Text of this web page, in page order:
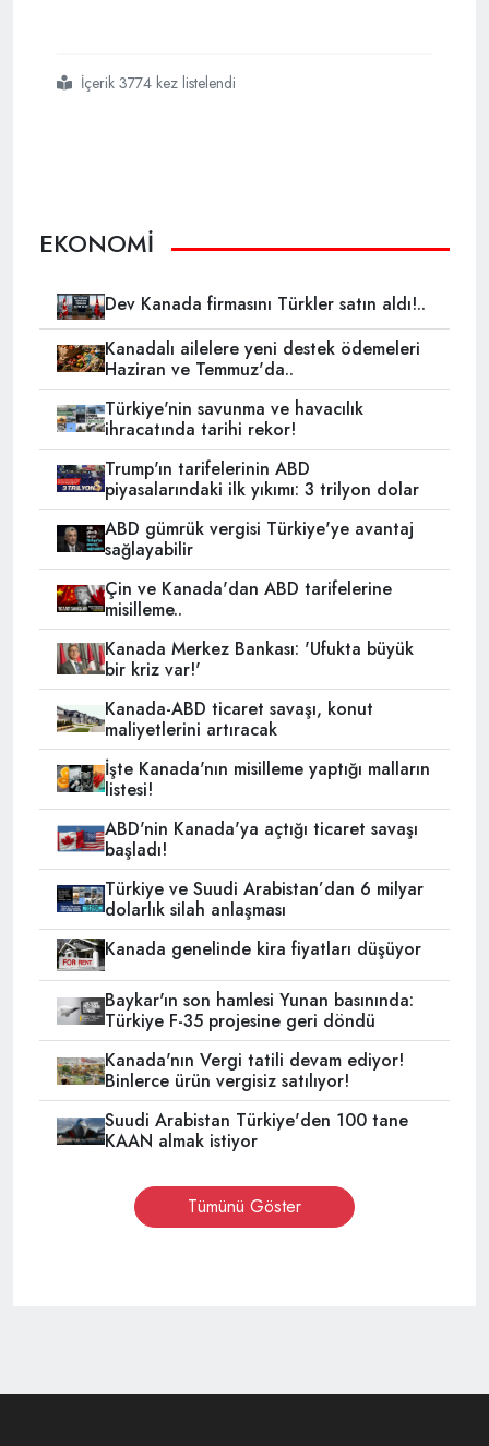
#türkiyedeki
#işsizler
#almanyanın
#teklifini
#reddettiİçerik 3774 kez listelendi
EKONOMİ
Dev Kanada firmasını Türkler satın aldı!..
Kanadalı ailelere yeni destek ödemeleri
Haziran ve Temmuz'da..
Türkiye'nin savunma ve havacılık
ihracatında tarihi rekor!
Trump'ın tarifelerinin ABD
piyasalarındaki ilk yıkımı: 3 trilyon dolar
ABD gümrük vergisi Türkiye'ye avantaj
sağlayabilir
Çin ve Kanada'dan ABD tarifelerine
misilleme..
Kanada Merkez Bankası: 'Ufukta büyük
bir kriz var!'
Kanada-ABD ticaret savaşı, konut
maliyetlerini artıracak
İşte Kanada'nın misilleme yaptığı malların
listesi!
ABD'nin Kanada'ya açtığı ticaret savaşı
başladı!
Türkiye ve Suudi Arabistan’dan 6 milyar
dolarlık silah anlaşması
Kanada genelinde kira fiyatları düşüyor
Baykar'ın son hamlesi Yunan basınında:
Türkiye F-35 projesine geri döndü
Kanada'nın Vergi tatili devam ediyor!
Binlerce ürün vergisiz satılıyor!
Suudi Arabistan Türkiye'den 100 tane
KAAN almak istiyor
Tümünü Göster